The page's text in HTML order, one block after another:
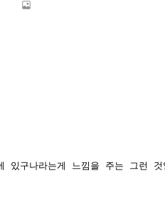
있구나라는게 느낌을 주는 그런 것